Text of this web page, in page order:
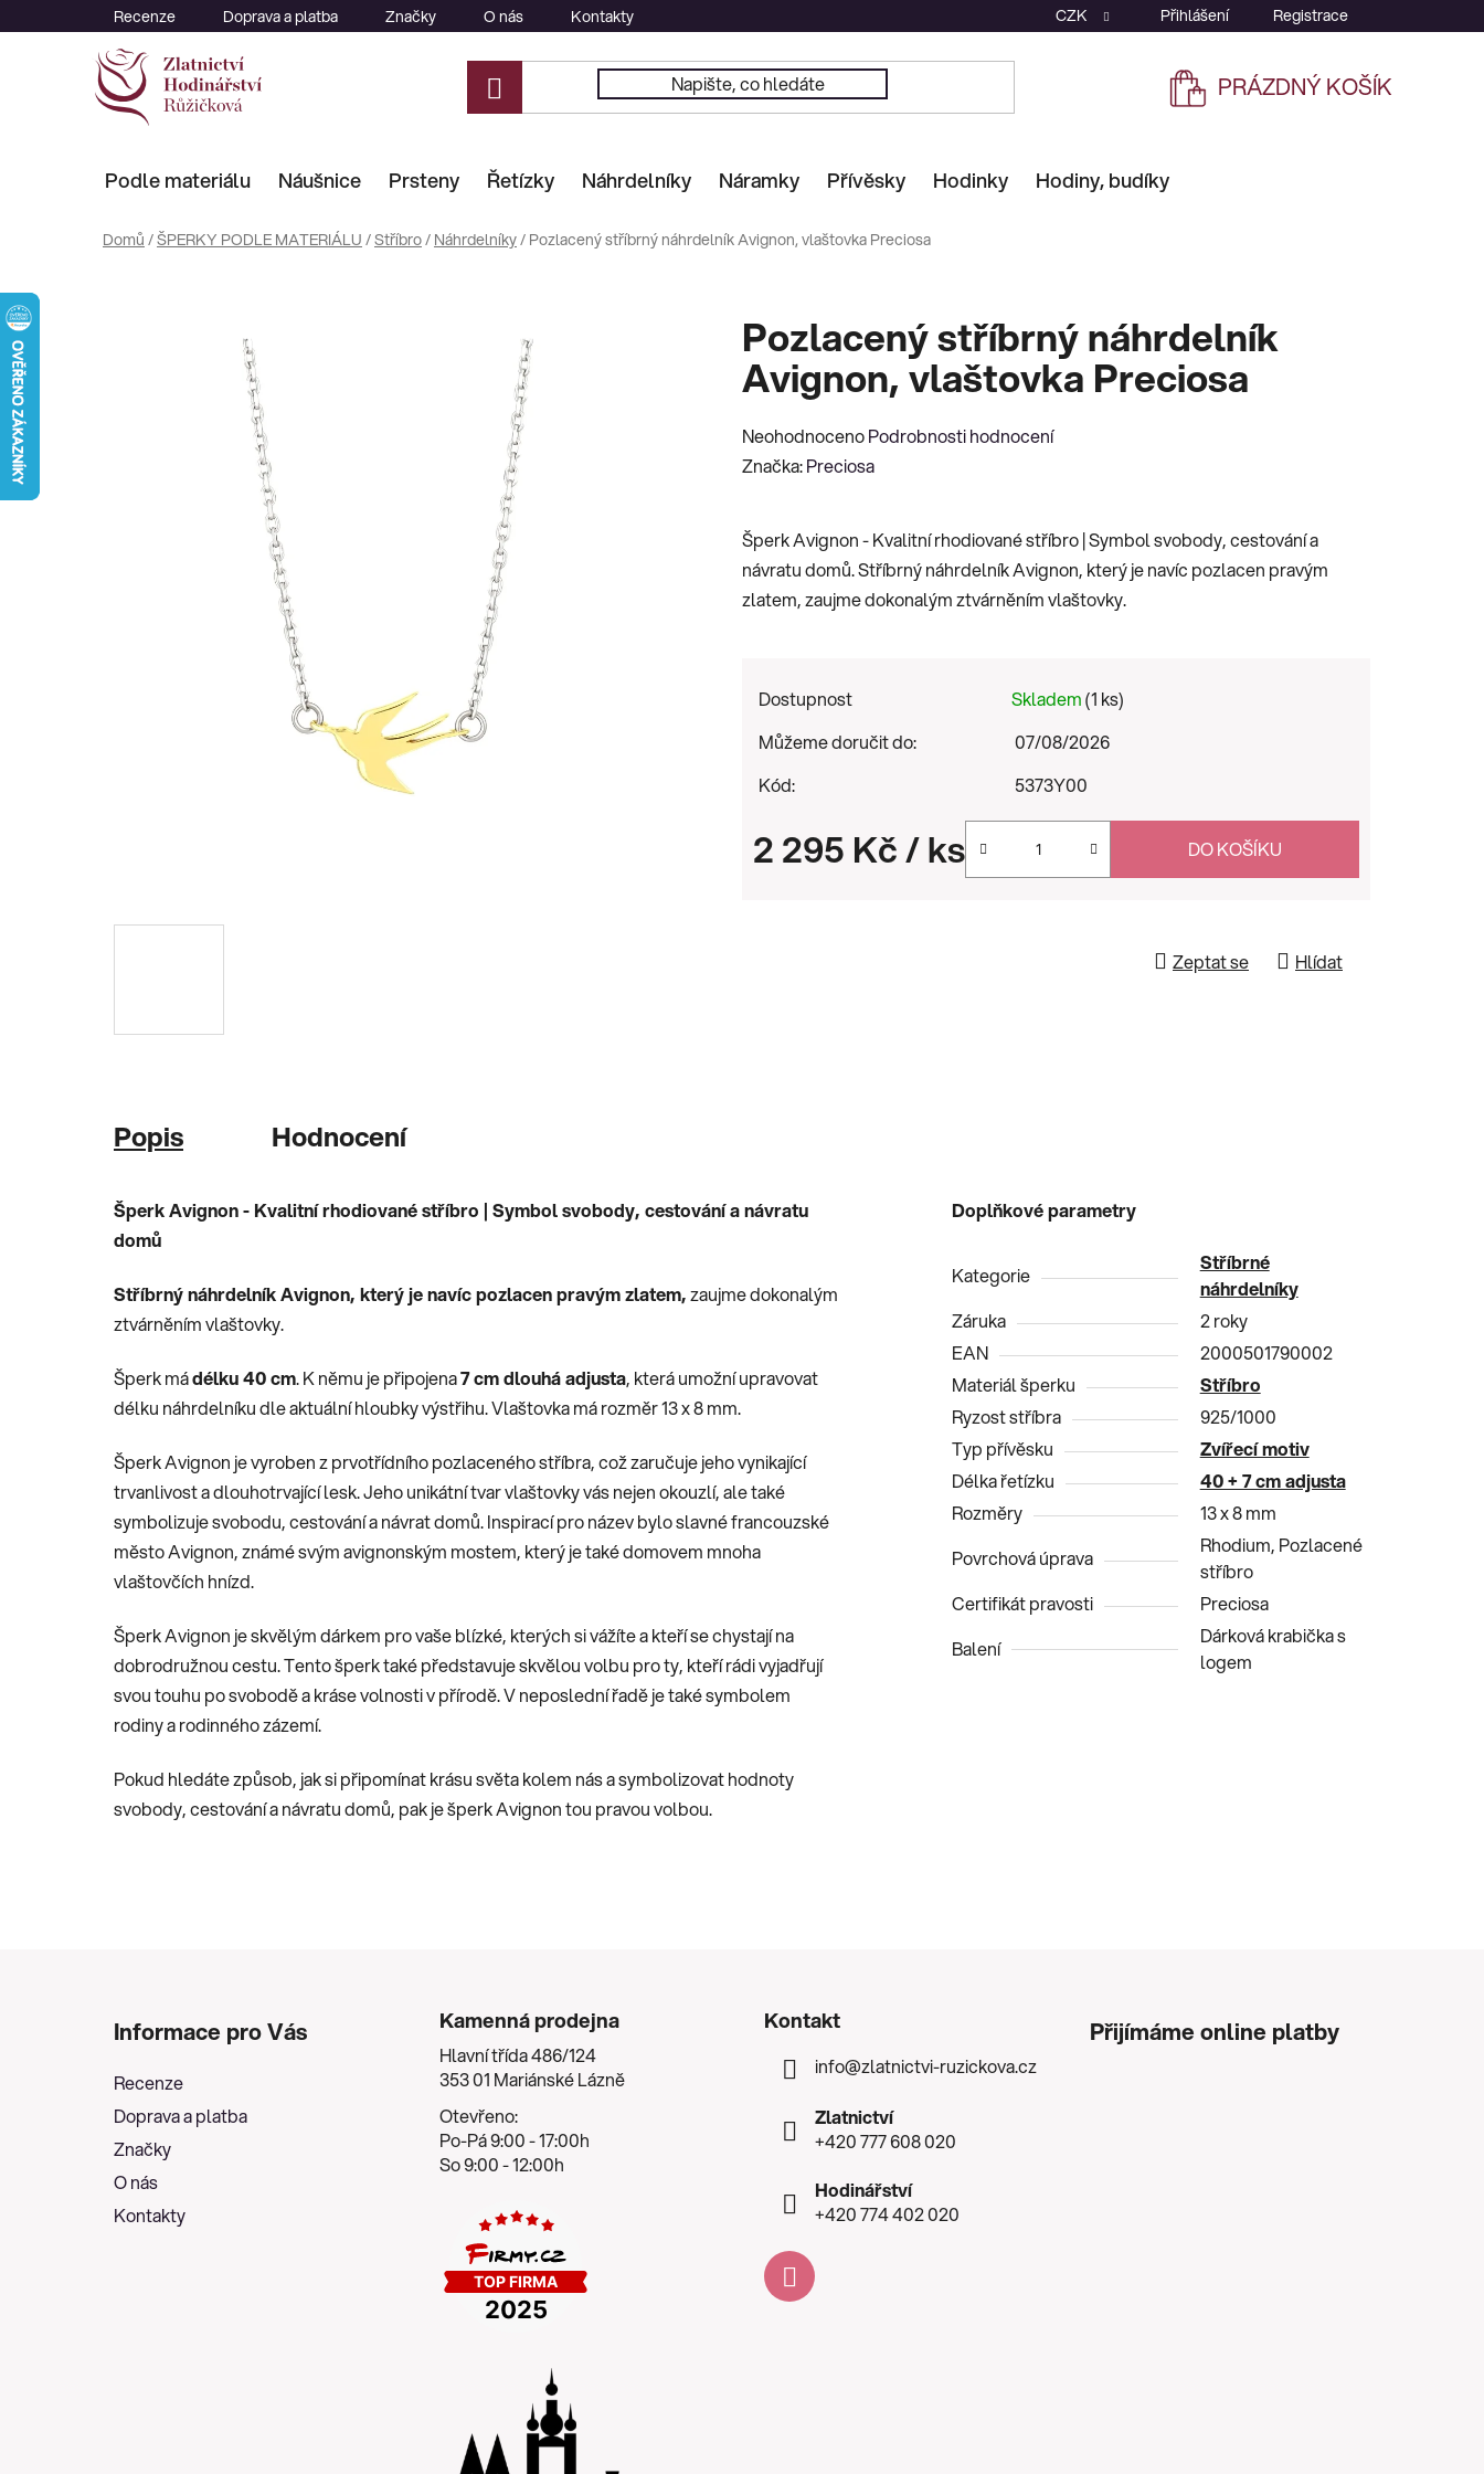
na
Recenze Doprava a platba Značky O nás Kontakty CZK Přihlášení Registrace
NÁKUPNÍ
PRÁZDNÝ KOŠÍK
Podle materiálu Náušnice Prsteny Řetízky Náhrdelníky Náramky Přívěsky Hodinky Hodiny, budíky
Domů /ŠPERKY PODLE MATERIÁLU /Stříbro/ Náhrdelníky/ Pozlacený stříbrný náhrdelník Avignon, vlaštovka Preciosa
Pozlacený stříbrný náhrdelník
Avignon, vlaštovka Preciosa
Průměrné
hodnocení
je
0,0
z
5
NeohodnocenoPodrobnosti hodnocení
Značka:Preciosa
Šperk Avignon - Kvalitní rhodiované stříbro | Symbol svobody, cestování a
návratu domů. Stříbrný náhrdelník Avignon, který je navíc pozlacen pravým
zlatem, zaujme dokonalým ztvárněním vlaštovky.
Dostupnost Skladem(1 ks)
Můžeme doručit do:
07/08/2026
Kód:
5373Y00
2 295 Kč/ ks DO KOŠÍKU
Zeptat se Hlídat
Popis Hodnocení
Šperk Avignon - Kvalitní rhodiované stříbro | Symbol svobody, cestování a návratu
domů
Stříbrný náhrdelník Avignon, který je navíc pozlacen pravým zlatem,zaujme dokonalým
ztvárněním vlaštovky.
Šperk mádélku 40 cm. K němu je připojena7 cm dlouhá adjusta, která umožní upravovat
délku náhrdelníku dle aktuální hloubky výstřihu. Vlaštovka má rozměr 13 x 8 mm.
Šperk Avignon je vyroben z prvotřídního pozlaceného stříbra, což zaručuje jeho vynikající
trvanlivost a dlouhotrvající lesk. Jeho unikátní tvar vlaštovky vás nejen okouzlí, ale také
symbolizuje svobodu, cestování a návrat domů. Inspirací pro název bylo slavné francouzské
město Avignon, známé svým avignonským mostem, který je také domovem mnoha
vlaštovčích hnízd.
Šperk Avignon je skvělým dárkem pro vaše blízké, kterých si vážíte a kteří se chystají na
dobrodružnou cestu. Tento šperk také představuje skvělou volbu pro ty, kteří rádi vyjadřují
svou touhu po svobodě a kráse volnosti v přírodě. V neposlední řadě je také symbolem
rodiny a rodinného zázemí.
Pokud hledáte způsob, jak si připomínat krásu světa kolem nás a symbolizovat hodnoty
svobody, cestování a návratu domů, pak je šperk Avignon tou pravou volbou.
Doplňkové parametry
Kategorie
Stříbrné
náhrdelníky
Záruka
2 roky
EAN
2000501790002
Materiál šperku
Stříbro
Ryzost stříbra
925/1000
Typ přívěsku
Zvířecí motiv
Délka řetízku
40 + 7 cm adjusta
Rozměry
13 x 8 mm
Povrchová úprava
Rhodium, Pozlacené
stříbro
Certifikát pravosti
Preciosa
Balení
Dárková krabička s
logem
Informace pro Vás
Recenze
Doprava a platba
Značky
O nás
Kontakty
Kamenná prodejna
Hlavní třída 486/124
353 01 Mariánské Lázně
Otevřeno:
Po-Pá 9:00 - 17:00h
So 9:00 - 12:00h
Kontakt
info@zlatnictvi-ruzickova.cz
Zlatnictví
+420 777 608 020
Hodinářství
+420 774 402 020
Přijímáme online platby